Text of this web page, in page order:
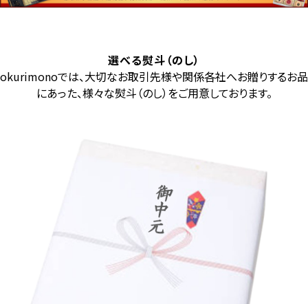
選べる熨斗（のし）
okurimonoでは、大切なお取引先様や関係各社へお贈りするお品
にあった、様々な熨斗（のし）をご用意しております。